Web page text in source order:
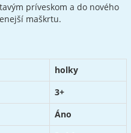
príveskom a do nového
maškrtu.
holky
3+
Áno